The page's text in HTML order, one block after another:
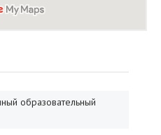
образовательный